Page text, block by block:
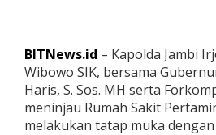
s
a
m
a
G
u
BITNews.id – Kapolda Jambi
Wibowo SIK, bersama
Haris, S. Sos. MH serta
meninjau Rumah Sakit
melakukan tatap muka